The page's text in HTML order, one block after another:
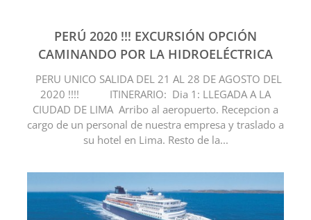
PERÚ 2020 !!! EXCURSIÓN OPCIÓN
CAMINANDO POR LA HIDROELÉCTRICA
PERU UNICO SALIDA DEL 21 AL 28 DE AGOSTO DEL
2020 !!!! ITINERARIO: Dia 1: LLEGADA A LA
CIUDAD DE LIMA Arribo al aeropuerto. Recepcion a
cargo de un personal de nuestra empresa y traslado a
su hotel en Lima. Resto de la...